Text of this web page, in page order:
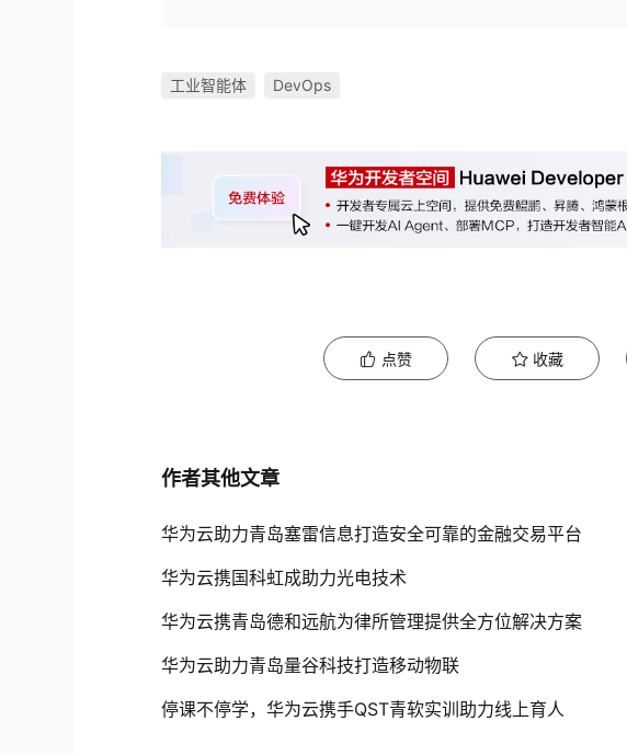
工业智能体 DevOps
点赞 收藏
作者其他文章
华为云助力青岛塞雷信息打造安全可靠的金融交易平台
华为云携国科虹成助力光电技术
华为云携青岛德和远航为律所管理提供全方位解决方案
华为云助力青岛量谷科技打造移动物联
停课不停学，华为云携手QST青软实训助力线上育人